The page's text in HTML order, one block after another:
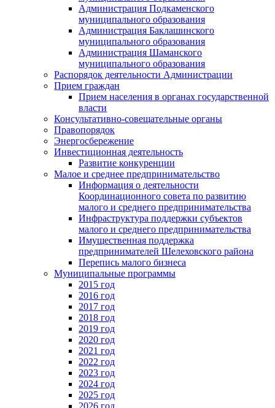
Администрация Подкаменского
муниципального образования
Администрация Баклашинского
муниципального образования
Администрация Шаманского
муниципального образования
Распорядок деятельности Администрации
Прием граждан
Прием населения в органах государственной
власти
Консультативно-совещательные органы
Правопорядок
Энергосбережение
Инвестиционная деятельность
Развитие конкуренции
Малое и среднее предпринимательство
Информация о деятельности
Координационного совета по развитию
малого и среднего предпринимательства
Инфраструктура поддержки субъектов
малого и среднего предпринимательства
Имущественная поддержка
предпринимателей Шелеховского района
Перепись малого бизнеса
Муниципальные программы
2015 год
2016 год
2017 год
2018 год
2019 год
2020 год
2021 год
2022 год
2023 год
2024 год
2025 год
2026 год